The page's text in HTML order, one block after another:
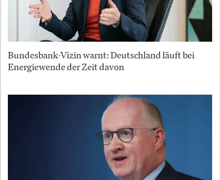
Bundesbank-Vizin warnt: Deutschland läuft bei
Energiewende der Zeit davon